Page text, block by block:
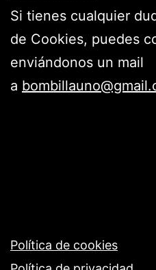
Si tienes cualquier
de Cookies, puedes
enviándonos un mail
a
Política de cookies